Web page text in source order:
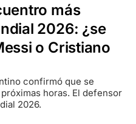
más
2026: ¿se
o Cristiano
confirmó que se
horas. El defensor
2026.